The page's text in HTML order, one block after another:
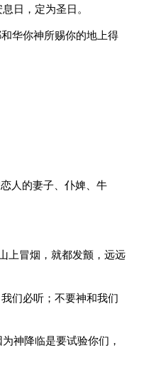
日，定为圣日。
华你神所赐你的地上得
人的妻子、仆婢、牛
上冒烟，就都发颤，远远
们必听；不要神和我们
神降临是要试验你们，